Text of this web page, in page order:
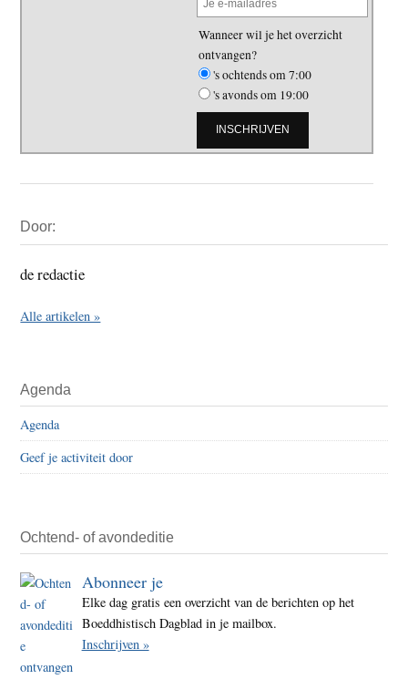
Wanneer wil je het overzicht
ontvangen?
's ochtends om 7:00
's avonds om 19:00
Sidebar
Door:
de redactie
Alle artikelen »
Agenda
Agenda
Geef je activiteit door
Ochtend- of avondeditie
Abonneer je
Elke dag gratis een overzicht van de berichten op het
Boeddhistisch Dagblad in je mailbox.
Inschrijven »